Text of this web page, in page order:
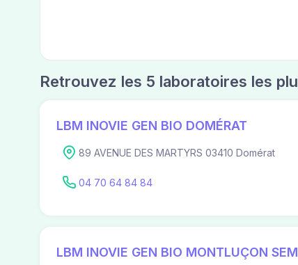
Retrouvez les 5 laboratoires les
LBM INOVIE GEN BIO DOMÉRAT
89 AVENUE DES MARTYRS 03410 Domérat
04 70 64 84 84
LBM INOVIE GEN BIO MONTLUÇON